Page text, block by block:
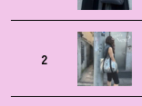
2